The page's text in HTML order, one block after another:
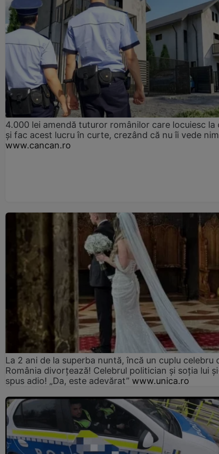
4.000 lei amendă tuturor românilor care locuiesc la
și fac acest lucru în curte, crezând că nu îi vede
www.cancan.ro
La 2 ani de la superba nuntă, încă un cuplu celebru
România divorțează! Celebrul politician și soția lui
spus adio! „Da, este adevărat” www.unica.ro